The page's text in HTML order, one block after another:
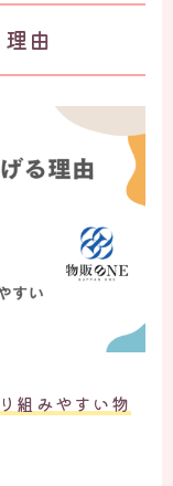
由
組みやすい物